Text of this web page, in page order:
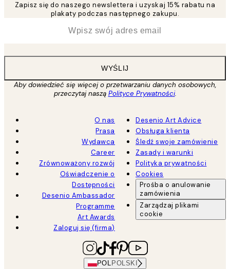
Zapisz się do naszego newslettera i uzyskaj 15% rabatu na
plakaty podczas następnego zakupu.
WYŚLIJ
Aby dowiedzieć się więcej o przetwarzaniu danych osobowych,
przeczytaj naszą Polityce Prywatności.
O nas
Prasa
Wydawca
Career
Zrównoważony rozwój
Oświadczenie o
Dostępności
Desenio Ambassador
Programme
Art Awards
Zaloguj się (firma)
Desenio Art Advice
Obsługa klienta
Śledź swoje zamówienie
Zasady i warunki
Polityka prywatności
Cookies
Prośba o anulowanie
zamówienia
Zarządzaj plikami
cookie
POL POLSKI